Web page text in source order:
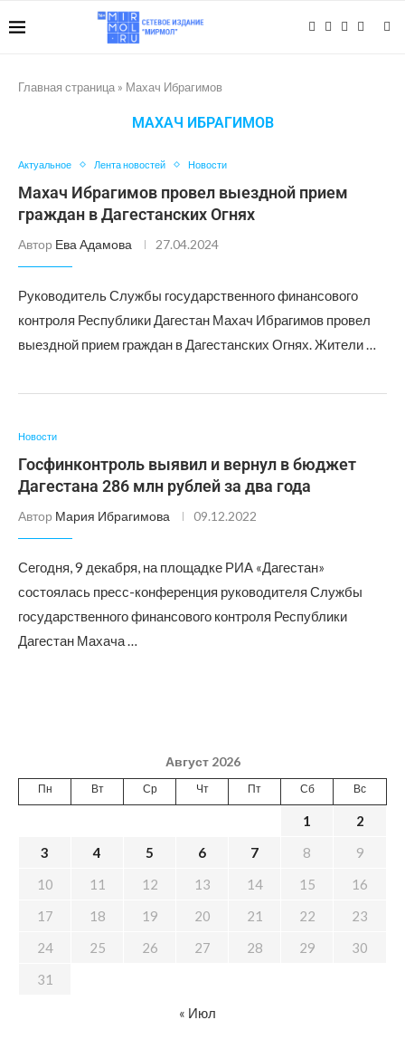
Главная страница » Махач Ибрагимов
МАХАЧ ИБРАГИМОВ
Актуальное Лента новостей Новости
Махач Ибрагимов провел выездной прием
граждан в Дагестанских Огнях
Автор Ева Адамова 27.04.2024
Руководитель Службы государственного финансового
контроля Республики Дагестан Махач Ибрагимов провел
выездной прием граждан в Дагестанских Огнях. Жители …
Новости
Госфинконтроль выявил и вернул в бюджет
Дагестана 286 млн рублей за два года
Автор Мария Ибрагимова 09.12.2022
Сегодня, 9 декабря, на площадке РИА «Дагестан»
состоялась пресс-конференция руководителя Службы
государственного финансового контроля Республики
Дагестан Махача …
Август 2026
Пн Вт Ср Чт Пт Сб Вс
1
2
3
4 5 6 7 8
9
10
11 12 13 14 15
16
17
18 19 20 21 22
23
24
25 26 27 28 29
30
31
« Июл